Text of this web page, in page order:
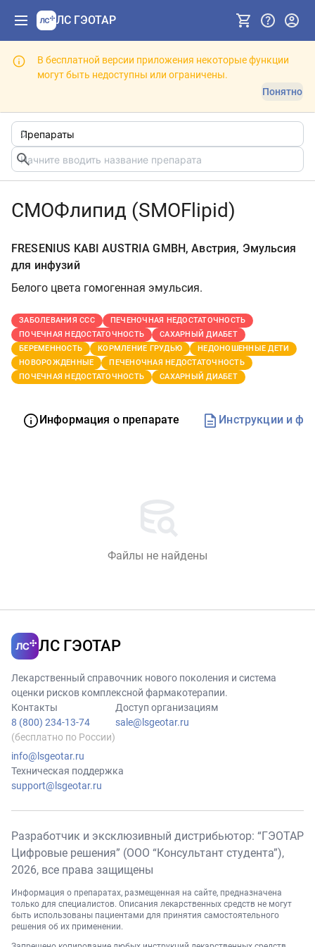
ЛС ГЭОТАР
В бесплатной версии приложения некоторые функции
могут быть недоступны или ограничены.
Понятно
СМОФлипид (SMOFlipid)
FRESENIUS KABI AUSTRIA GMBH, Австрия, Эмульсия
для инфузий
Белого цвета гомогенная эмульсия.
ЗАБОЛЕВАНИЯ ССС
ПЕЧЕНОЧНАЯ НЕДОСТАТОЧНОСТЬ
ПОЧЕЧНАЯ НЕДОСТАТОЧНОСТЬ
САХАРНЫЙ ДИАБЕТ
БЕРЕМЕННОСТЬ
КОРМЛЕНИЕ ГРУДЬЮ
НЕДОНОШЕННЫЕ ДЕТИ
НОВОРОЖДЕННЫЕ
ПЕЧЕНОЧНАЯ НЕДОСТАТОЧНОСТЬ
ПОЧЕЧНАЯ НЕДОСТАТОЧНОСТЬ
САХАРНЫЙ ДИАБЕТ
Информация о препарате Инструкции и
Файлы не найдены
ЛС ГЭОТАР
Лекарственный справочник нового поколения и система
оценки рисков комплексной фармакотерапии.
Контакты
8 (800) 234-13-74
(бесплатно по России)
info@lsgeotar.ru
Доступ организациям
sale@lsgeotar.ru
Техническая поддержка
support@lsgeotar.ru
Разработчик и эксклюзивный дистрибьютор: “ГЭОТАР
Цифровые решения” (ООО “Консультант студента”),
2026, все права защищены
Информация о препаратах, размещенная на сайте, предназначена
только для специалистов. Описания лекарственных средств не могут
быть использованы пациентами для принятия самостоятельного
решения об их применении.